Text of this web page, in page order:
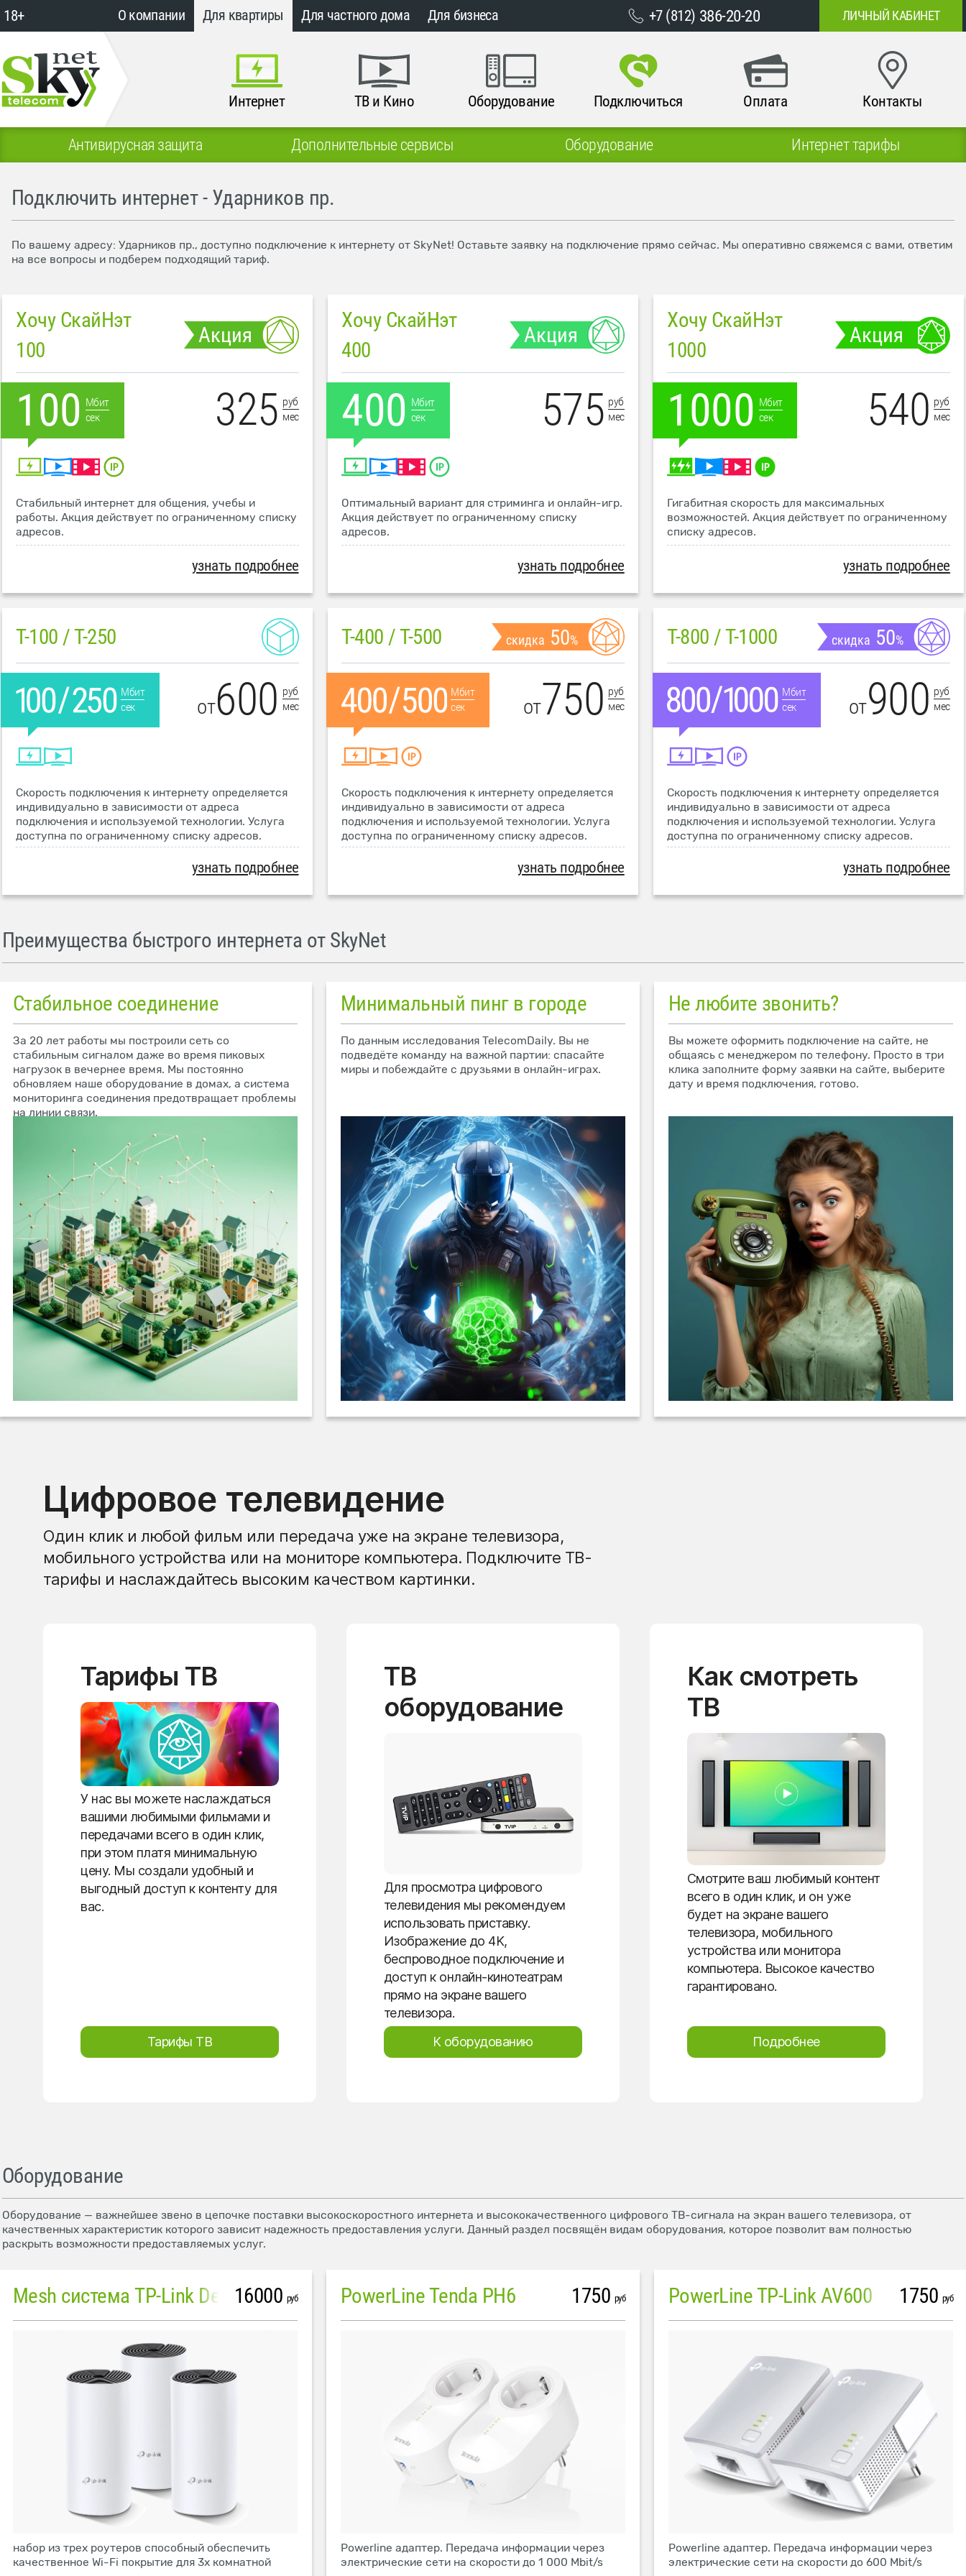
18+ О компании Для квартиры Для частного дома Для бизнеса +7 (812) 386-20-20 ЛИЧНЫЙ КАБИНЕТ
Интернет ТВ и Кино Оборудование Подключиться Оплата Контакты
Антивирусная защита Дополнительные сервисы Оборудование Интернет тарифы
Подключить интернет - Ударников пр.
По вашему адресу: Ударников пр., доступно подключение к интернету от SkyNet! Оставьте заявку на подключение прямо сейчас. Мы оперативно свяжемся с вами, ответим
на все вопросы и подберем подходящий тариф.
Хочу СкайНэт
100
Акция
100 Мбит
сек
325 руб
мес
Стабильный интернет для общения, учебы и
работы. Акция действует по ограниченному списку
адресов.
узнать подробнее
Хочу СкайНэт
400
Акция
400 Мбит
сек
575 руб
мес
Оптимальный вариант для стриминга и онлайн-игр.
Акция действует по ограниченному списку
адресов.
узнать подробнее
Хочу СкайНэт
1000
Акция
1000 Мбит
сек
540 руб
мес
Гигабитная скорость для максимальных
возможностей. Акция действует по ограниченному
списку адресов.
узнать подробнее
T-100 / T-250
Мбит
сек
от600 руб
мес
Скорость подключения к интернету определяется
индивидуально в зависимости от адреса
подключения и используемой технологии. Услуга
доступна по ограниченному списку адресов.
узнать подробнее
T-400 / T-500 скидка 50%
Мбит
сек
от750 руб
мес
Скорость подключения к интернету определяется
индивидуально в зависимости от адреса
подключения и используемой технологии. Услуга
доступна по ограниченному списку адресов.
узнать подробнее
T-800 / T-1000 скидка 50%
Мбит
сек
от900 руб
мес
Скорость подключения к интернету определяется
индивидуально в зависимости от адреса
подключения и используемой технологии. Услуга
доступна по ограниченному списку адресов.
узнать подробнее
Преимущества быстрого интернета от SkyNet
Стабильное соединение
За 20 лет работы мы построили сеть со
стабильным сигналом даже во время пиковых
нагрузок в вечернее время. Мы постоянно
обновляем наше оборудование в домах, а система
мониторинга соединения предотвращает проблемы
на линии связи.
Минимальный пинг в городе
По данным исследования TelecomDaily. Вы не
подведёте команду на важной партии: спасайте
миры и побеждайте с друзьями в онлайн-играх.
Не любите звонить?
Вы можете оформить подключение на сайте, не
общаясь с менеджером по телефону. Просто в три
клика заполните форму заявки на сайте, выберите
дату и время подключения, готово.
Цифровое телевидение
Один клик и любой фильм или передача уже на экране телевизора,
мобильного устройства или на мониторе компьютера. Подключите ТВ-
тарифы и наслаждайтесь высоким качеством картинки.
Тарифы ТВ
У нас вы можете наслаждаться
вашими любимыми фильмами и
передачами всего в один клик,
при этом платя минимальную
цену. Мы создали удобный и
выгодный доступ к контенту для
вас.
Тарифы ТВ
ТВ
оборудование
Для просмотра цифрового
телевидения мы рекомендуем
использовать приставку.
Изображение до 4K,
беспроводное подключение и
доступ к онлайн-кинотеатрам
прямо на экране вашего
телевизора.
К оборудованию
Как смотреть
ТВ
Смотрите ваш любимый контент
всего в один клик, и он уже
будет на экране вашего
телевизора, мобильного
устройства или монитора
компьютера. Высокое качество
гарантировано.
Подробнее
Оборудование
Оборудование — важнейшее звено в цепочке поставки высокоскоростного интернета и высококачественного цифрового ТВ-сигнала на экран вашего телевизора, от
качественных характеристик которого зависит надежность предоставления услуги. Данный раздел посвящён видам оборудования, которое позволит вам полностью
раскрыть возможности предоставляемых услуг.
Mesh система TP-Link Deco M4 (3 устройства)
16000 руб
набор из трех роутеров способный обеспечить
качественное Wi-Fi покрытие для 3х комнатной
PowerLine Tenda PH6 1750 руб
Powerline адаптер. Передача информации через
электрические сети на скорости до 1 000 Mbit/s
PowerLine TP-Link AV600 1750 руб
Powerline адаптер. Передача информации через
электрические сети на скорости до 600 Mbit/s